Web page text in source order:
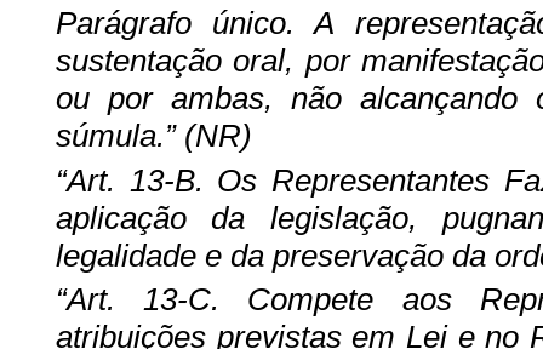
Parágrafo único. A
sustentação oral, por
ou por ambas, não
súmula.” (NR)
“Art. 13-B. Os Representantes
aplicação da legislação,
legalidade e da preservação da
“Art. 13-C. Compete aos
atribuições previstas em Lei e no